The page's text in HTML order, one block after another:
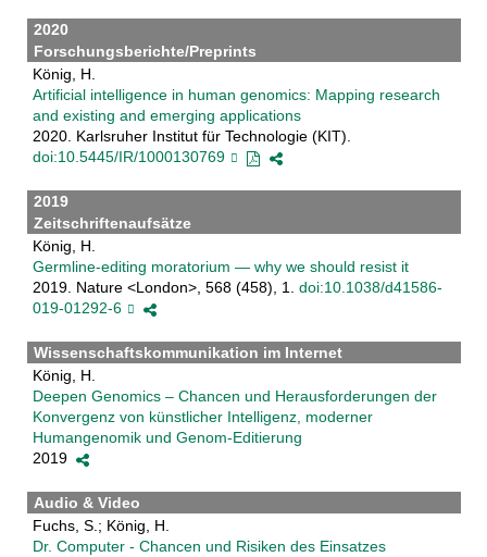
2020
Forschungsberichte/Preprints
König, H.
Artificial intelligence in human genomics: Mapping research
and existing and emerging applications
2020. Karlsruher Institut für Technologie (KIT).
doi:10.5445/IR/1000130769
2019
Zeitschriftenaufsätze
König, H.
Germline-editing moratorium — why we should resist it
2019. Nature <London>, 568 (458), 1. doi:10.1038/d41586-
019-01292-6
Wissenschaftskommunikation im Internet
König, H.
Deepen Genomics – Chancen und Herausforderungen der
Konvergenz von künstlicher Intelligenz, moderner
Humangenomik und Genom-Editierung
2019
Audio & Video
Fuchs, S.; König, H.
Dr. Computer - Chancen und Risiken des Einsatzes